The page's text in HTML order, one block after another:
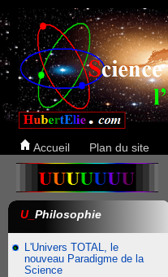
Accueil Plan du site
U_ Philosophie
L'Univers TOTAL, le
nouveau Paradigme de la
Science